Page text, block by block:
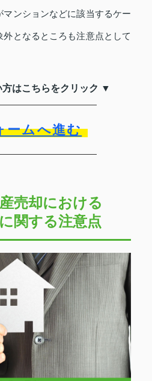
ンションなどに該当するケー
外となるところも注意点として
はこちらをクリック ▼
ームへ進む
売却における
関する注意点